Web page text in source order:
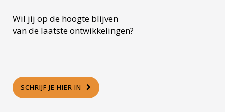
Wil jij op de hoogte blijven
van de laatste ontwikkelingen?
SCHRIJF JE HIER IN